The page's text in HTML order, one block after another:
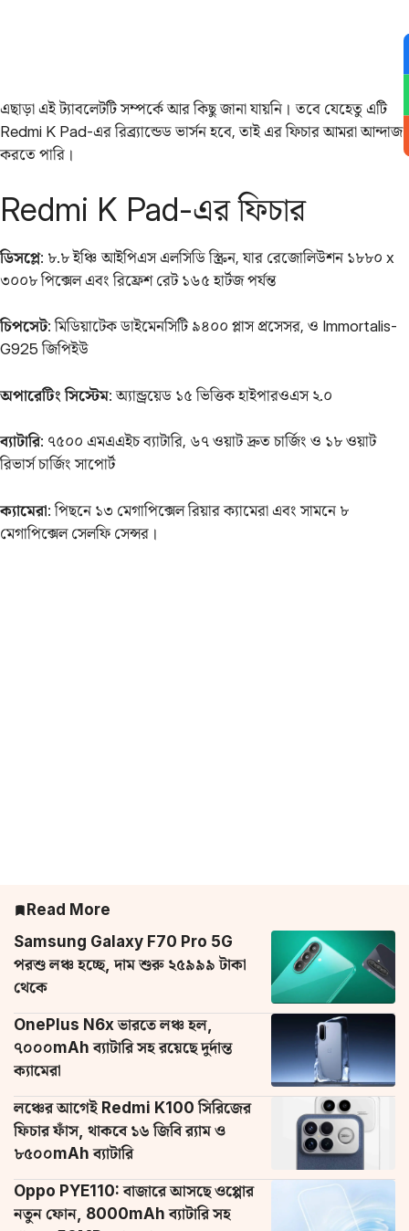
এছাড়া এই ট্যাবলেটটি সম্পর্কে আর কিছু জানা যায়নি। তবে যেহেতু এটি
Redmi K Pad-এর রিব্র্যান্ডেড ভার্সন হবে, তাই এর ফিচার আমরা আন্দাজ
করতে পারি।
Redmi K Pad-এর ফিচার
ডিসপ্লে: ৮.৮ ইঞ্চি আইপিএস এলসিডি স্ক্রিন, যার রেজোলিউশন ১৮৮০ x
৩০০৮ পিক্সেল এবং রিফ্রেশ রেট ১৬৫ হার্টজ পর্যন্ত
চিপসেট: মিডিয়াটেক ডাইমেনসিটি ৯৪০০ প্লাস প্রসেসর, ও Immortalis-
G925 জিপিইউ
অপারেটিং সিস্টেম: অ্যান্ড্রয়েড ১৫ ভিত্তিক হাইপারওএস ২.০
ব্যাটারি: ৭৫০০ এমএএইচ ব্যাটারি, ৬৭ ওয়াট দ্রুত চার্জিং ও ১৮ ওয়াট
রিভার্স চার্জিং সাপোর্ট
ক্যামেরা: পিছনে ১৩ মেগাপিক্সেল রিয়ার ক্যামেরা এবং সামনে ৮
মেগাপিক্সেল সেলফি সেন্সর।
Read More
Samsung Galaxy F70 Pro 5G
পরশু লঞ্চ হচ্ছে, দাম শুরু ২৫৯৯৯ টাকা
থেকে
OnePlus N6x ভারতে লঞ্চ হল,
৭০০০mAh ব্যাটারি সহ রয়েছে দুর্দান্ত
ক্যামেরা
লঞ্চের আগেই Redmi K100 সিরিজের
ফিচার ফাঁস, থাকবে ১৬ জিবি র‌্যাম ও
৮৫০০mAh ব্যাটারি
Oppo PYE110: বাজারে আসছে ওপ্পোর
নতুন ফোন, 8000mAh ব্যাটারি সহ